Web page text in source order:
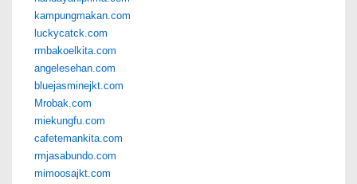
kampungmakan.com
luckycatck.com
rmbakoelkita.com
angelesehan.com
bluejasminejkt.com
Mrobak.com
miekungfu.com
cafetemankita.com
rmjasabundo.com
mimoosajkt.com